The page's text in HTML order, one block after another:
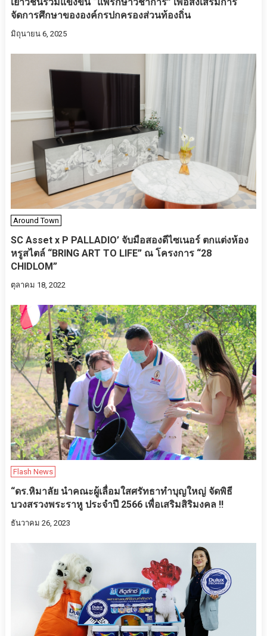
จัดการศึกษาขององค์กรปกครองส่วนท้องถิ่น
มิถุนายน 6, 2025
Around Town
SC Asset x P PALLADIO’ จับมือสองดีไซเนอร์​ ตกแต่งห้อง
หรูสไตล์ “BRING ART TO LIFE” ณ โครงการ “28
CHIDLOM”
ตุลาคม 18, 2022
Flash News
“ดร.หิมาลัย นำคณะผู้เลื่อมใสศรัทธาทำบุญใหญ่ จัดพิธี
บวงสรวงพระราหู ประจำปี 2566 เพื่อเสริมสิริมงคล !!
ธันวาคม 26, 2023